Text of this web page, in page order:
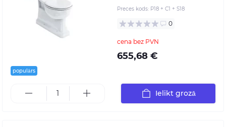
populārs
Preces kods: P18 + C1 + S18
0
cena bez PVN
655,68 €
Ielikt grozā